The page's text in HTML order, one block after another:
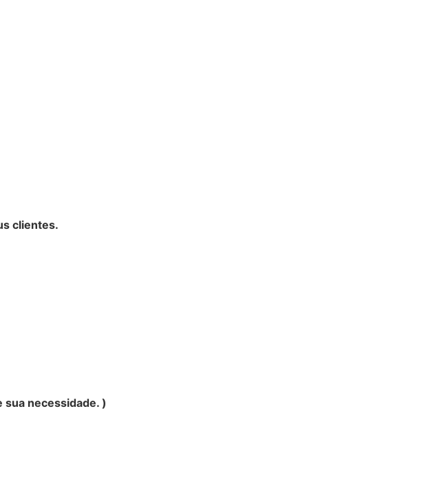
clientes.
necessidade. )